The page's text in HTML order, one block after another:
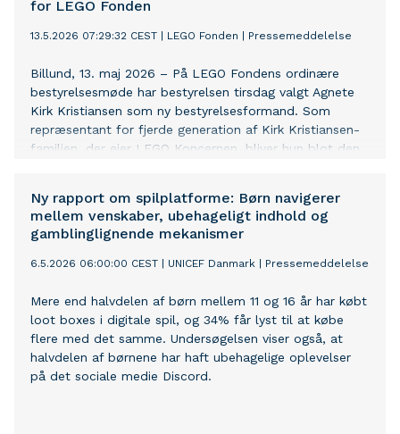
for LEGO Fonden
13.5.2026 07:29:32 CEST LEGO Fonden Pressemeddelelse
Billund, 13. maj 2026 – På LEGO Fondens ordinære
bestyrelsesmøde har bestyrelsen tirsdag valgt Agnete
Kirk Kristiansen som ny bestyrelsesformand. Som
repræsentant for fjerde generation af Kirk Kristiansen-
familien, der ejer LEGO Koncernen, bliver hun blot den
Ny rapport om spilplatforme: Børn navigerer
mellem venskaber, ubehageligt indhold og
gamblinglignende mekanismer
6.5.2026 06:00:00 CEST UNICEF Danmark Pressemeddelelse
Mere end halvdelen af børn mellem 11 og 16 år har købt
loot boxes i digitale spil, og 34% får lyst til at købe
flere med det samme. Undersøgelsen viser også, at
halvdelen af børnene har haft ubehagelige oplevelser
på det sociale medie Discord.